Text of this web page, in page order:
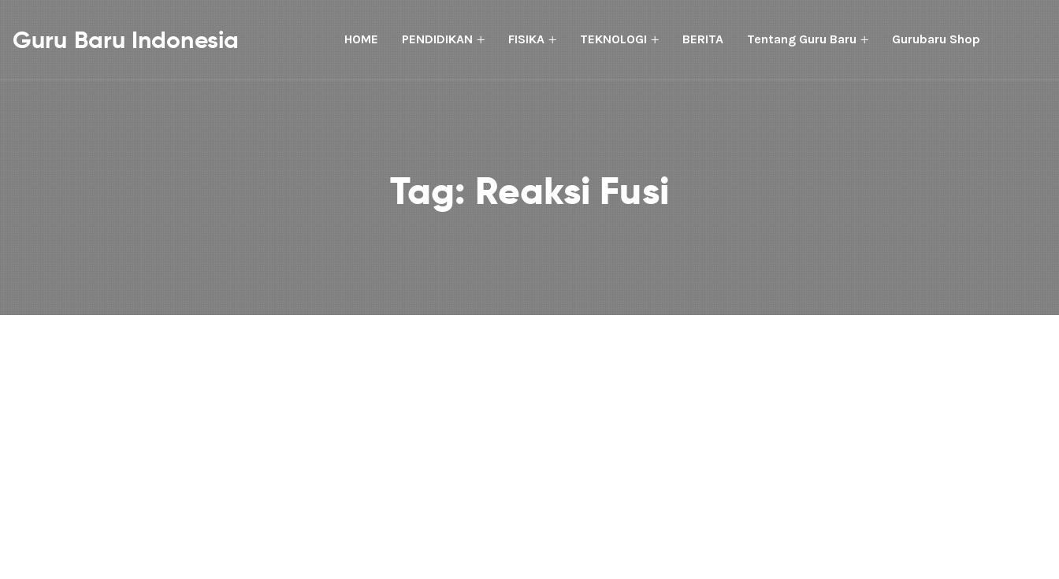
Guru Baru Indonesia HOME PENDIDIKAN FISIKA TEKNOLOGI BERITA Tentang Guru Baru Gurubaru Shop
Tag: Reaksi Fusi